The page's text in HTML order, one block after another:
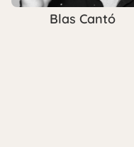
Blas Cantó